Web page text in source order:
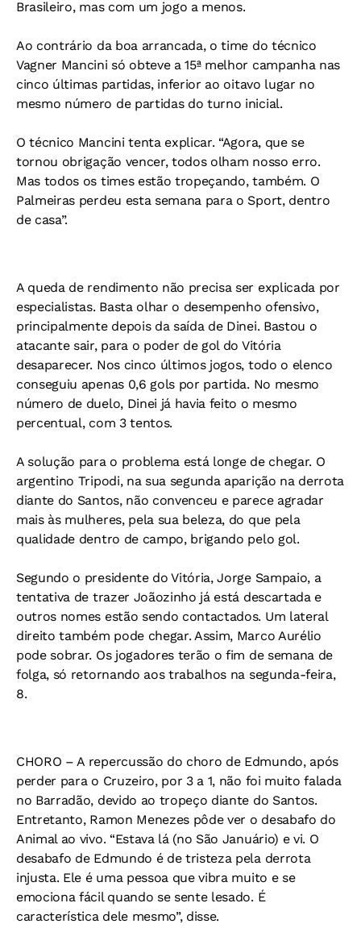
Brasileiro, mas com um jogo a menos.
Ao contrário da boa arrancada, o time do técnico
Vagner Mancini só obteve a 15ª melhor campanha nas
cinco últimas partidas, inferior ao oitavo lugar no
mesmo número de partidas do turno inicial.
O técnico Mancini tenta explicar. “Agora, que se
tornou obrigação vencer, todos olham nosso erro.
Mas todos os times estão tropeçando, também. O
Palmeiras perdeu esta semana para o Sport, dentro
de casa”.
A queda de rendimento não precisa ser explicada por
especialistas. Basta olhar o desempenho ofensivo,
principalmente depois da saída de Dinei. Bastou o
atacante sair, para o poder de gol do Vitória
desaparecer. Nos cinco últimos jogos, todo o elenco
conseguiu apenas 0,6 gols por partida. No mesmo
número de duelo, Dinei já havia feito o mesmo
percentual, com 3 tentos.
A solução para o problema está longe de chegar. O
argentino Tripodi, na sua segunda aparição na derrota
diante do Santos, não convenceu e parece agradar
mais às mulheres, pela sua beleza, do que pela
qualidade dentro de campo, brigando pelo gol.
Segundo o presidente do Vitória, Jorge Sampaio, a
tentativa de trazer Joãozinho já está descartada e
outros nomes estão sendo contactados. Um lateral
direito também pode chegar. Assim, Marco Aurélio
pode sobrar. Os jogadores terão o fim de semana de
folga, só retornando aos trabalhos na segunda-feira,
8.
CHORO – A repercussão do choro de Edmundo, após
perder para o Cruzeiro, por 3 a 1, não foi muito falada
no Barradão, devido ao tropeço diante do Santos.
Entretanto, Ramon Menezes pôde ver o desabafo do
Animal ao vivo. “Estava lá (no São Januário) e vi. O
desabafo de Edmundo é de tristeza pela derrota
injusta. Ele é uma pessoa que vibra muito e se
emociona fácil quando se sente lesado. É
característica dele mesmo”, disse.